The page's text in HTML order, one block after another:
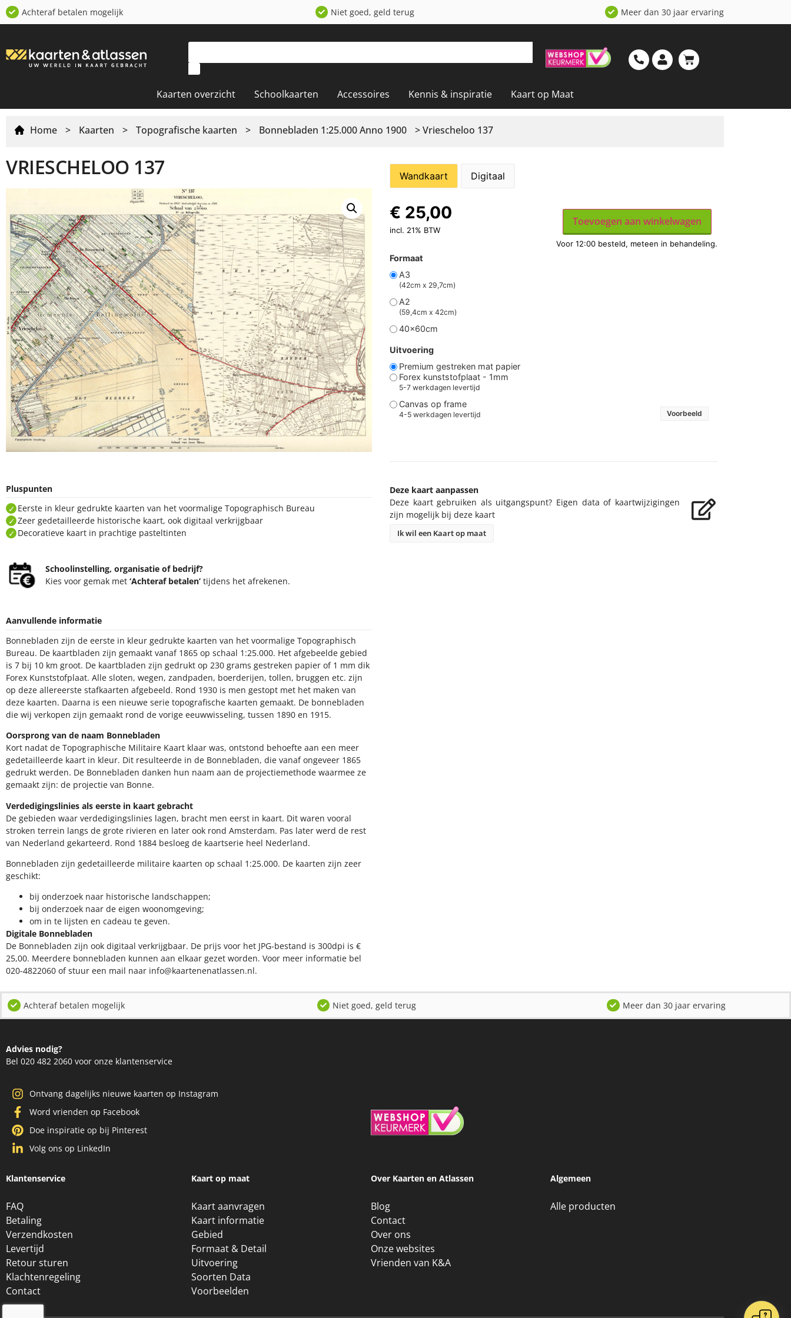
Achteraf betalen mogelijk Niet goed, geld terug Meer dan 30 jaar ervaring
Kaarten overzicht Schoolkaarten Accessoires Kennis & inspiratie Kaart op Maat
Home > Kaarten > Topografische kaarten > Bonnebladen 1:25.000 Anno 1900 > Vriescheloo 137
VRIESCHELOO 137
Pluspunten
Eerste in kleur gedrukte kaarten van het voormalige Topographisch Bureau
Zeer gedetailleerde historische kaart, ook digitaal verkrijgbaar
Decoratieve kaart in prachtige pasteltinten
Schoolinstelling, organisatie of bedrijf?
Kies voor gemak met‘Achteraf betalen’ tijdens het afrekenen.
Aanvullende informatie
Bonnebladen zijn de eerste in kleur gedrukte kaarten van het voormalige Topographisch
Bureau. De kaartbladen zijn gemaakt vanaf 1865 op schaal 1:25.000. Het afgebeelde gebied
is 7 bij 10 km groot. De kaartbladen zijn gedrukt op 230 grams gestreken papier of 1 mm dik
Forex Kunststofplaat. Alle sloten, wegen, zandpaden, boerderijen, tollen, bruggen etc. zijn
op deze allereerste stafkaarten afgebeeld. Rond 1930 is men gestopt met het maken van
deze kaarten. Daarna is een nieuwe serie topografische kaarten gemaakt. De bonnebladen
die wij verkopen zijn gemaakt rond de vorige eeuwwisseling, tussen 1890 en 1915.
Oorsprong van de naam Bonnebladen
Kort nadat de Topographische Militaire Kaart klaar was, ontstond behoefte aan een meer
gedetailleerde kaart in kleur. Dit resulteerde in de Bonnebladen, die vanaf ongeveer 1865
gedrukt werden. De Bonnebladen danken hun naam aan de projectiemethode waarmee ze
gemaakt zijn: de projectie van Bonne.
Verdedigingslinies als eerste in kaart gebracht
De gebieden waar verdedigingslinies lagen, bracht men eerst in kaart. Dit waren vooral
stroken terrein langs de grote rivieren en later ook rond Amsterdam. Pas later werd de rest
van Nederland gekarteerd. Rond 1884 besloeg de kaartserie heel Nederland.
Bonnebladen zijn gedetailleerde militaire kaarten op schaal 1:25.000. De kaarten zijn zeer
geschikt:​
​bij onderzoek naar historische landschappen;
bij onderzoek naar de eigen woonomgeving;
om in te lijsten en cadeau te geven.
Digitale Bonnebladen
De Bonnebladen zijn ook digitaal verkrijgbaar. De prijs voor het JPG-bestand is 300dpi is €
25,00. Meerdere bonnebladen kunnen aan elkaar gezet worden. Voor meer informatie bel
020-4822060 of stuur een mail naar info@kaartenenatlassen.nl.
Wandkaart Digitaal
Formaat
A3
(42cm x 29,7cm)
A2
(59,4cm x 42cm)
40x60cm
Uitvoering
Premium gestreken mat papier
Forex kunststofplaat - 1mm
5-7 werkdagen levertijd
Canvas op frame
4-5 werkdagen levertijd Voorbeeld
€ 25,00
incl. 21% BTW
Toevoegen aan winkelwagen
Deze kaart aanpassen
Deze kaart gebruiken als uitgangspunt? Eigen data of kaartwijzigingen
zijn mogelijk bij deze kaart
Ik wil een Kaart op maat
Achteraf betalen mogelijk Niet goed, geld terug Meer dan 30 jaar ervaring
Advies nodig?
Bel 020 482 2060 voor onze klantenservice
Ontvang dagelijks nieuwe kaarten op Instagram
Word vrienden op Facebook
Doe inspiratie op bij Pinterest
Volg ons op LinkedIn
Klantenservice
FAQ
Betaling
Verzendkosten
Levertijd
Retour sturen
Klachtenregeling
Contact
Kaart op maat
Kaart aanvragen
Kaart informatie
Gebied
Formaat & Detail
Uitvoering
Soorten Data
Voorbeelden
Over Kaarten en Atlassen
Blog
Contact
Over ons
Onze websites
Vrienden van K&A
Algemeen
Alle producten